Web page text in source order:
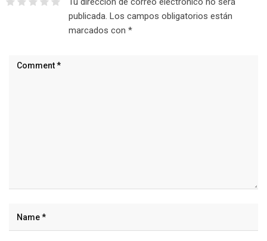
publicada. Los campos obligatorios están
marcados con *